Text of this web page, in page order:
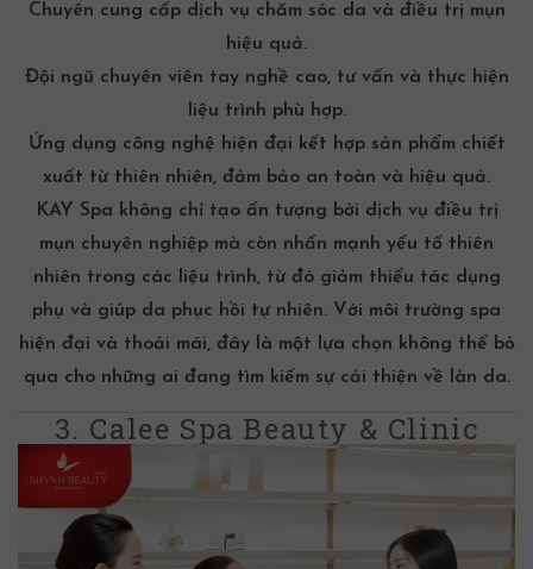
Chuyên cung cấp dịch vụ chăm sóc da và điều trị mụn
hiệu quả.
Đội ngũ chuyên viên tay nghề cao, tư vấn và thực hiện
liệu trình phù hợp.
Ứng dụng công nghệ hiện đại kết hợp sản phẩm chiết
xuất từ thiên nhiên, đảm bảo an toàn và hiệu quả.
KAY Spa không chỉ tạo ấn tượng bởi dịch vụ điều trị
mụn chuyên nghiệp mà còn nhấn mạnh yếu tố thiên
nhiên trong các liệu trình, từ đó giảm thiểu tác dụng
phụ và giúp da phục hồi tự nhiên. Với môi trường spa
hiện đại và thoải mái, đây là một lựa chọn không thể bỏ
qua cho những ai đang tìm kiếm sự cải thiện về làn da.
3. Calee Spa Beauty & Clinic